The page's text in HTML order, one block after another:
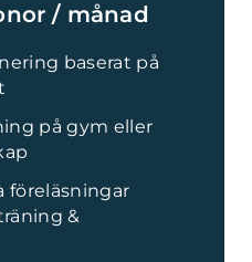
/ månad
baserat på
på gym eller
föreläsningar
&